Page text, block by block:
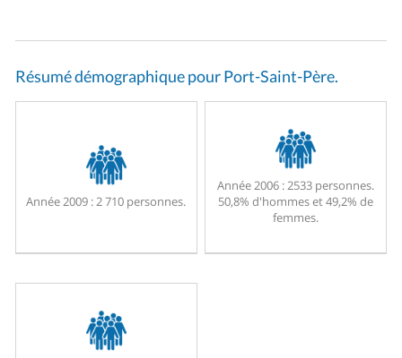
Résumé démographique pour Port-Saint-Père.
Année 2009 :2 710 personnes.
Année 2006 :2533 personnes.
50,8% d'hommes et 49,2% de
femmes.